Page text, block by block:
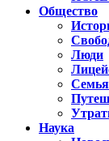
Общество
Люди
Наука